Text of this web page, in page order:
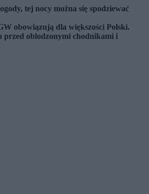
tej nocy można się spodziewać
obowiązują dla większości Polski.
przed oblodzonymi chodnikami i